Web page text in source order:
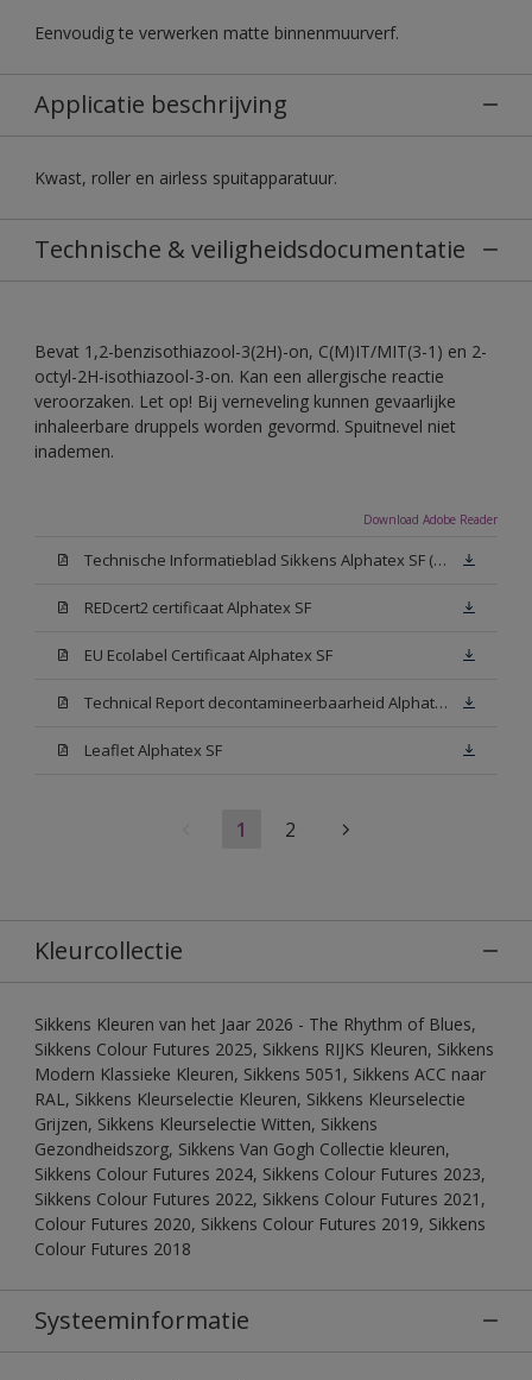
Eenvoudig te verwerken matte binnenmuurverf.
Applicatie beschrijving
Kwast, roller en airless spuitapparatuur.
Technische & veiligheidsdocumentatie
Bevat 1,2-benzisothiazool-3(2H)-on, C(M)IT/MIT(3-1) en 2-
octyl-2H-isothiazool-3-on. Kan een allergische reactie
veroorzaken. Let op! Bij verneveling kunnen gevaarlijke
inhaleerbare druppels worden gevormd. Spuitnevel niet
inademen.
Download Adobe Reader
Technische Informatieblad Sikkens Alphatex SF (PDF)
REDcert2 certificaat Alphatex SF
EU Ecolabel Certificaat Alphatex SF
Technical Report decontamineerbaarheid Alphatex SF
Leaflet Alphatex SF
1 2
Kleurcollectie
Sikkens Kleuren van het Jaar 2026 - The Rhythm of Blues,
Sikkens Colour Futures 2025, Sikkens RIJKS Kleuren, Sikkens
Modern Klassieke Kleuren, Sikkens 5051, Sikkens ACC naar
RAL, Sikkens Kleurselectie Kleuren, Sikkens Kleurselectie
Grijzen, Sikkens Kleurselectie Witten, Sikkens
Gezondheidszorg, Sikkens Van Gogh Collectie kleuren,
Sikkens Colour Futures 2024, Sikkens Colour Futures 2023,
Sikkens Colour Futures 2022, Sikkens Colour Futures 2021,
Colour Futures 2020, Sikkens Colour Futures 2019, Sikkens
Colour Futures 2018
Systeeminformatie